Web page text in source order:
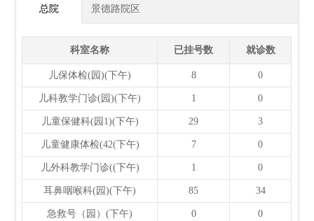
总院 景德路院区
科室名称 已挂号数 就诊数
儿保体检(园)(下午) 8 0
儿科教学门诊(园)(下午) 1 0
儿童保健科(园1)(下午) 29 3
儿童健康体检(42(下午) 7 0
儿外科教学门诊((下午) 1 0
耳鼻咽喉科(园)(下午) 85 34
急救号（园）(下午) 0 0